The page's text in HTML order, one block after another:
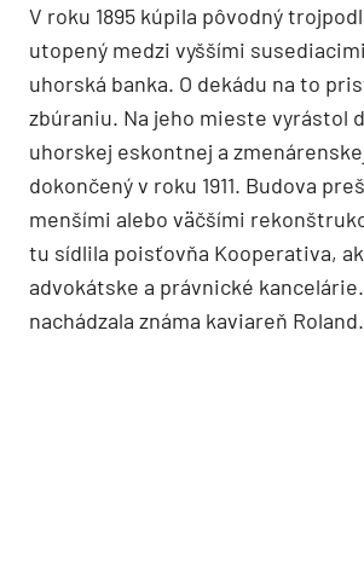
V roku 1895 kúpila pôvodný
utopený medzi vyššími
uhorská banka. O dekádu na to
zbúraniu. Na jeho mieste vyrástol
uhorskej eskontnej a
dokončený v roku 1911. Budova
menšími alebo väčšími
tu sídlila poisťovňa Kooperativa,
advokátske a právnické
nachádzala známa kaviareň Roland.